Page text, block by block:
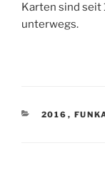
Karten sind seit
unterwegs.
2016 ,